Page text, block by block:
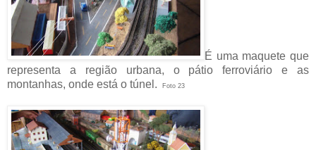
É uma maquete que
representa a região urbana, o pátio ferroviário e as
montanhas, onde está o túnel.
Foto 23